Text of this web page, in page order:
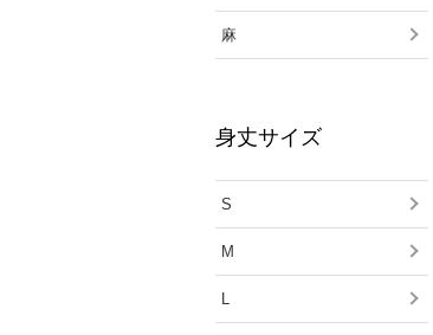
麻
身丈サイズ
S
M
L